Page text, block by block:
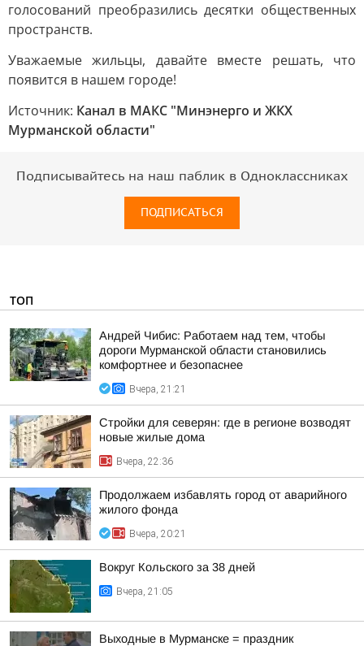
голосований преобразились десятки общественных
пространств.
Уважаемые жильцы, давайте вместе решать, что
появится в нашем городе!
Источник: Канал в МАКС "Минэнерго и ЖКХ
Мурманской области"
Подписывайтесь на наш паблик в Одноклассниках
ПОДПИСАТЬСЯ
ТОП
Андрей Чибис: Работаем над тем, чтобы
дороги Мурманской области становились
комфортнее и безопаснее
Вчера, 21:21
Стройки для северян: где в регионе возводят
новые жилые дома
Вчера, 22:36
Продолжаем избавлять город от аварийного
жилого фонда
Вчера, 20:21
Вокруг Кольского за 38 дней
Вчера, 21:05
Выходные в Мурманске = праздник